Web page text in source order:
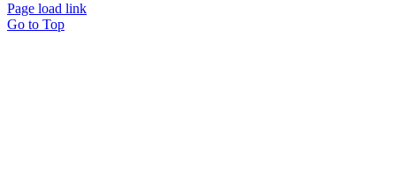
Page load link
Go to Top